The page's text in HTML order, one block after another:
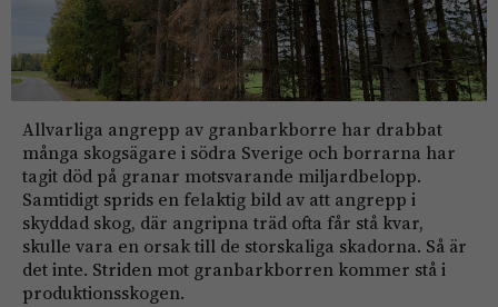
Allvarliga angrepp av granbarkborre har drabbat
många skogsägare i södra Sverige och borrarna har
tagit död på granar motsvarande miljardbelopp.
Samtidigt sprids en felaktig bild av att angrepp i
skyddad skog, där angripna träd ofta får stå kvar,
skulle vara en orsak till de storskaliga skadorna. Så är
det inte. Striden mot granbarkborren kommer stå i
produktionsskogen.